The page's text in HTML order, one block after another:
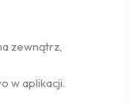
zewnątrz,
w aplikacji.